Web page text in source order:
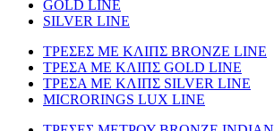
GOLD LINE
SILVER LINE
ΤΡΕΣΕΣ ΜΕ ΚΛΙΠΣ BRONZE LINE
ΤΡΕΣΑ ΜΕ ΚΛΙΠΣ GOLD LINE
ΤΡΕΣΑ ΜΕ ΚΛΙΠΣ SILVER LINE
MICRORINGS LUX LINE